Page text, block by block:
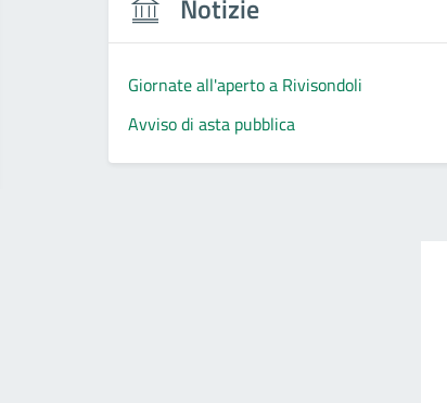
Notizie
Giornate all'aperto a Rivisondoli
Avviso di asta pubblica